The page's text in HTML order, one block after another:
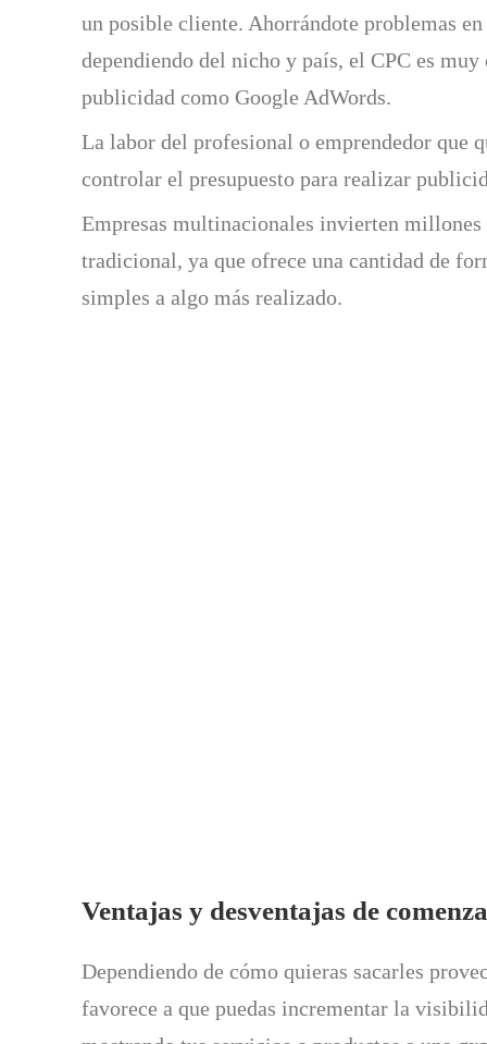
un posible cliente. Ahorrándote problemas
dependiendo del nicho y país, el CPC es
publicidad como Google AdWords.
La labor del profesional o emprendedor que
controlar el presupuesto para realizar
Empresas multinacionales invierten
tradicional, ya que ofrece una cantidad de
simples a algo más realizado.
Ventajas y desventajas de
Dependiendo de cómo quieras sacarles
favorece a que puedas incrementar la